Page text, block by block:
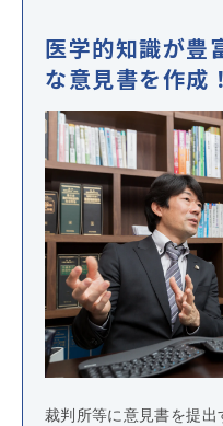
医学的知識が豊
な意見書を作成！
裁判所等に意見書を提